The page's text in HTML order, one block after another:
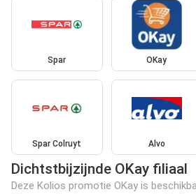
Spar OKay
Spar Colruyt Alvo
Dichtstbijzijnde OKay filiaal
Deze Kolios promotie OKay is